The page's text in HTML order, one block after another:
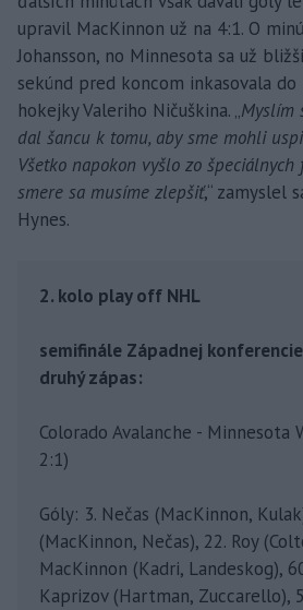
upravil MacKinnon už na 4:1. O
Johansson, no Minnesota sa už
sekúnd pred koncom inkasovala
hokejky Valeriho Ničuškina. „Myslím
dal šancu k tomu, aby sme mohli
Všetko napokon vyšlo zo špeciálnych
smere sa musíme zlepšiť,“ zamyslel
Hynes.
2. kolo play off NHL
semifinále Západnej
druhý zápas:
Colorado Avalanche - Minnesota
2:1)
Góly: 3. Nečas (MacKinnon,
(MacKinnon, Nečas), 22. Roy
MacKinnon (Kadri, Landeskog),
Kaprizov (Hartman, Zuccarello),